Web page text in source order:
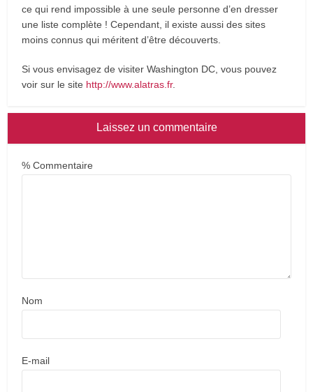
ce qui rend impossible à une seule personne d’en dresser
une liste complète ! Cependant, il existe aussi des sites
moins connus qui méritent d’être découverts.
Si vous envisagez de visiter Washington DC, vous pouvez
voir sur le site http://www.alatras.fr.
Laissez un commentaire
% Commentaire
Nom
E-mail